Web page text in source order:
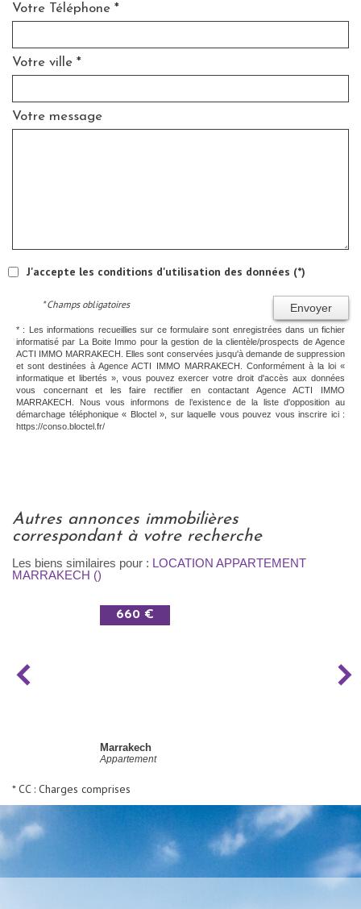
Votre Téléphone *
Votre ville *
Votre message
J'accepte les conditions d'utilisation des données (*)
Envoyer
* Champs obligatoires
* : Les informations recueillies sur ce formulaire sont enregistrées dans un fichier
informatisé par La Boite Immo pour la gestion de la clientèle/prospects de Agence
ACTI IMMO MARRAKECH. Elles sont conservées jusqu'à demande de suppression
et sont destinées à Agence ACTI IMMO MARRAKECH. Conformément à la loi «
informatique et libertés », vous pouvez exercer votre droit d'accès aux données
vous concernant et les faire rectifier en contactant Agence ACTI IMMO
MARRAKECH. Nous vous informons de l’existence de la liste d'opposition au
démarchage téléphonique « Bloctel », sur laquelle vous pouvez vous inscrire ici :
https://conso.bloctel.fr/
autres annonces immobilières
correspondant à votre recherche
Les biens similaires pour : LOCATION APPARTEMENT
MARRAKECH ()
660 €
Marrakech
Appartement
* CC : Charges comprises